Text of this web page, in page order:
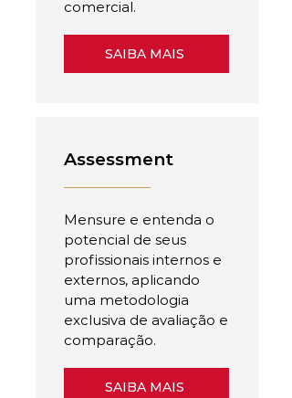
comercial.
SAIBA MAIS
Assessment
Mensure e entenda o
potencial de seus
profissionais internos e
externos, aplicando
uma metodologia
exclusiva de avaliação e
comparação.
SAIBA MAIS